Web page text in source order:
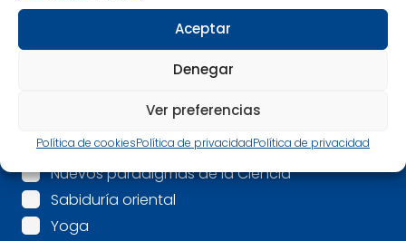
Aceptar
Denegar
Ver preferencias
Política de cookiesPolítica de privacidadPolítica de privacidad
Más allá
Nuevos paradigmas de la Ciencia
Sabiduría oriental
Yoga